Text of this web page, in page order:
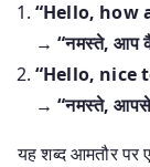
“Hello, how
→“नमस्ते, आप
“Hello, nice
→“नमस्ते,
यह शब्द आमतौर पर